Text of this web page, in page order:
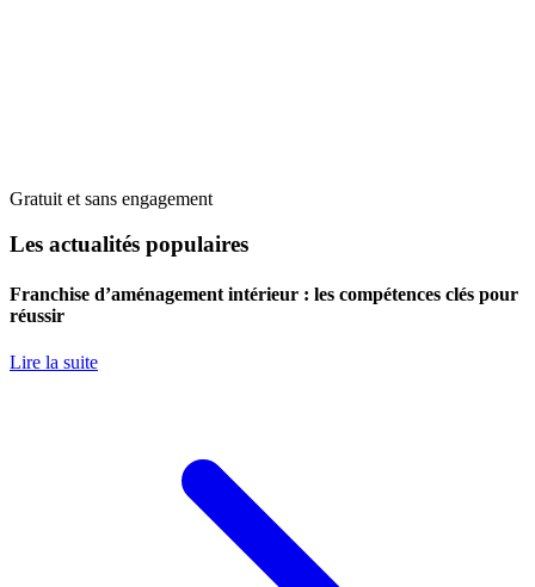
Gratuit et sans engagement
Les actualités populaires
Franchise d’aménagement intérieur : les compétences clés pour
réussir
Lire la suite